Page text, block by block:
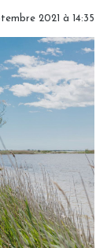
2021 à 14:35